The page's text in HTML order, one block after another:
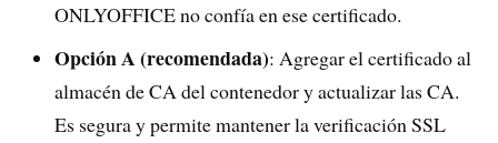
ONLYOFFICE no confía en ese certificado.
Opción A (recomendada): Agregar el certificado al
almacén de CA del contenedor y actualizar las CA.
Es segura y permite mantener la verificación SSL